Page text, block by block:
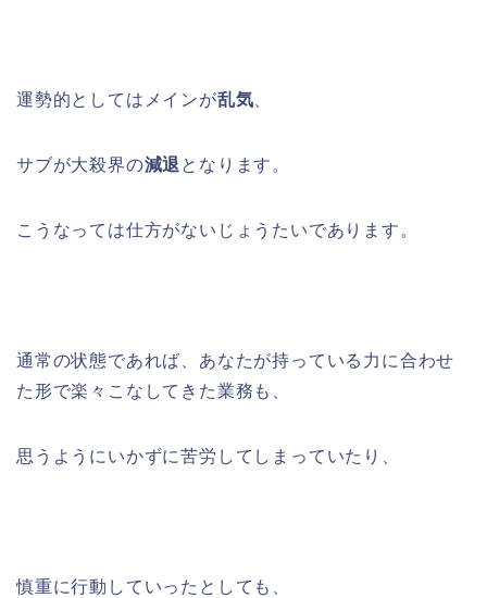
運勢的としてはメインが乱気
サブが大殺界の減退 となります。
こうなっては仕方がないじょうたいであります。
通常の状態であれば、あなたが持っている力に合わせ
た形で楽々こなしてきた業務も、
思うようにいかずに苦労してしまっていたり、
慎重に行動していったとしても、